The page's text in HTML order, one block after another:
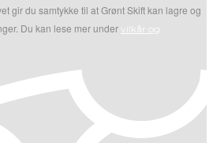
gir du samtykke til at Grønt Skift kan lagre og
Du kan lese mer under vilkår og